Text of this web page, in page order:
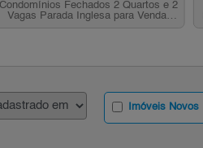
Condomínios Fechados 2 Quartos e 2
Vagas Parada Inglesa para Venda,
Imóveis Novos